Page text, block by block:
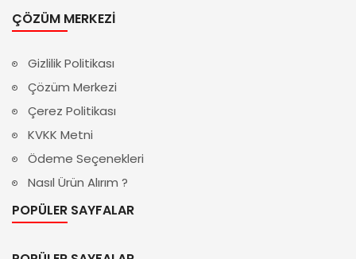
ÇÖZÜM MERKEZI
Gizlilik Politikası
Çözüm Merkezi
Çerez Politikası
KVKK Metni
Ödeme Seçenekleri
Nasıl Ürün Alırım ?
POPÜLER SAYFALAR